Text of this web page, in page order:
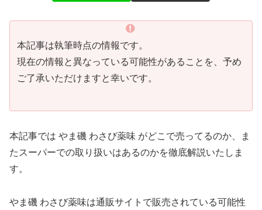
本記事は執筆時点の情報です。
現在の情報と異なっている可能性があることを、予め
ご了承いただけますと幸いです。
本記事では やま磯 わさび薬味 がどこで売ってるのか、ま
たスーパーでの取り扱いはあるのかを徹底解説いたしま
す。
やま磯 わさび薬味は通販サイトで販売されている可能性